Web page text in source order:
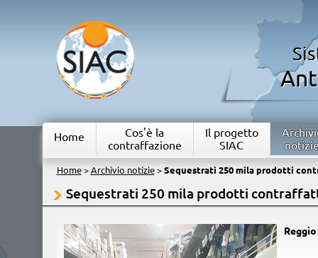
Home
Cos'è la
contraffazione
Il progetto
SIAC
Home> Archivio notizie> Sequestrati 250 mila prodotti
Sequestrati 250 mila prodotti